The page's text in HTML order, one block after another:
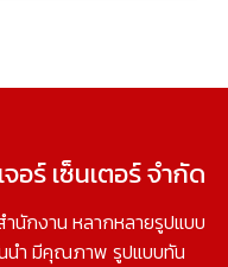
อร์ เซ็นเตอร์ จำกัด
ำนักงาน หลากหลายรูปแบบ
นำ มีคุณภาพ รูปแบบทัน